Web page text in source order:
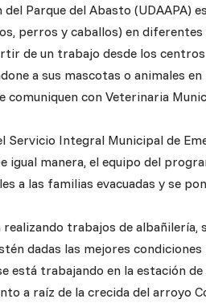
Parque del Abasto (UDAAPA)
perros y caballos) en diferentes
de un trabajo desde los
a sus mascotas o animales en
comuniquen con Veterinaria
Servicio Integral Municipal de
igual manera, el equipo del
a las familias evacuadas y se
trabajos de albañilería,
dadas las mejores
está trabajando en la estación
a raíz de la crecida del arroyo